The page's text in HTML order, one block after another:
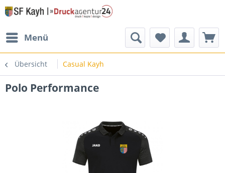
Menü
Übersicht Casual Kayh
Polo Performance